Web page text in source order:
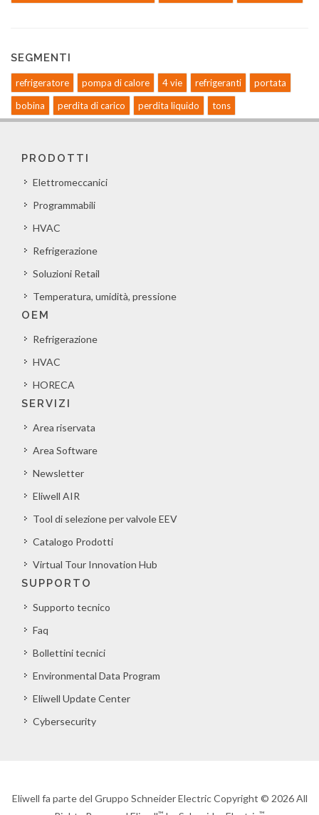
SEGMENTI
refrigeratore pompa di calore 4 vie refrigeranti
portata
bobina
perdita di carico perdita liquido tons
PRODOTTI
Elettromeccanici
Programmabili
HVAC
Refrigerazione
Soluzioni Retail
Temperatura, umidità, pressione
OEM
Refrigerazione
HVAC
HORECA
SERVIZI
Area riservata
Area Software
Newsletter
Eliwell AIR
Tool di selezione per valvole EEV
Catalogo Prodotti
Virtual Tour Innovation Hub
SUPPORTO
Supporto tecnico
Faq
Bollettini tecnici
Environmental Data Program
Eliwell Update Center
Cybersecurity
Eliwell fa parte del Gruppo Schneider Electric Copyright © 2026 All